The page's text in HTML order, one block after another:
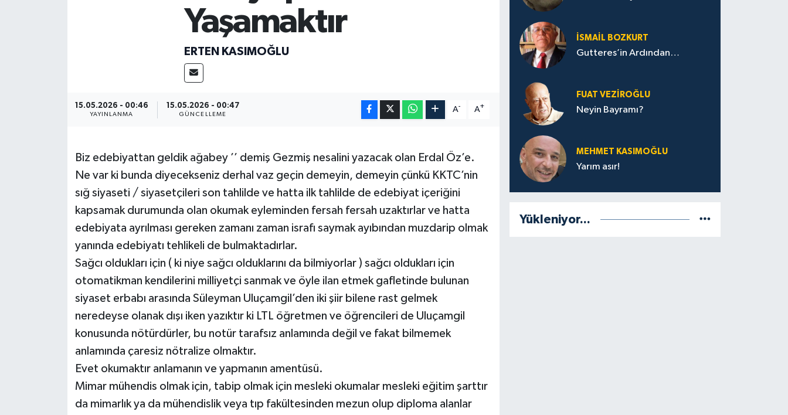
Yaşamaktır
ERTEN KASIMOĞLU
15.05.2026 - 00:46
YAYINLANMA
15.05.2026 - 00:47
GÜNCELLEME
A- A+
Biz edebiyattan geldik ağabey ’’ demiş Gezmiş nesalini yazacak olan Erdal Öz’e.
Ne var ki bunda diyecekseniz derhal vaz geçin demeyin, demeyin çünkü KKTC’nin
sığ siyaseti / siyasetçileri son tahlilde ve hatta ilk tahlilde de edebiyat içeriğini
kapsamak durumunda olan okumak eyleminden fersah fersah uzaktırlar ve hatta
edebiyata ayrılması gereken zamanı zaman israfı saymak ayıbından muzdarip olmak
yanında edebiyatı tehlikeli de bulmaktadırlar.
Sağcı oldukları için ( ki niye sağcı olduklarını da bilmiyorlar ) sağcı oldukları için
otomatikman kendilerini milliyetçi sanmak ve öyle ilan etmek gafletinde bulunan
siyaset erbabı arasında Süleyman Uluçamgil’den iki şiir bilene rast gelmek
neredeyse olanak dışı iken yazıktır ki LTL öğretmen ve öğrencileri de Uluçamgil
konusunda nötürdürler, bu notür tarafsız anlamında değil ve fakat bilmemek
anlamında çaresiz nötralize olmaktır.
Evet okumaktır anlamanın ve yapmanın amentüsü.
Mimar mühendis olmak için, tabip olmak için mesleki okumalar mesleki eğitim şarttır
da mimarlık ya da mühendislik veya tıp fakültesinden mezun olup diploma alanlar
İSMAIL BOZKURT
Gutteres’in Ardından…
FUAT VEZIROĞLU
Neyin Bayramı?
MEHMET KASIMOĞLU
Yarım asır!
Yükleniyor...